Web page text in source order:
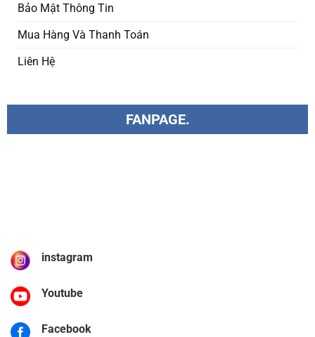
Bảo Mật Thông Tin
Mua Hàng Và Thanh Toán
Liên Hệ
FANPAGE.
instagram
Youtube
Facebook